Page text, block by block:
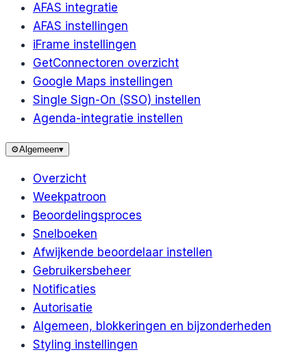
AFAS integratie
AFAS instellingen
iFrame instellingen
GetConnectoren overzicht
Google Maps instellingen
Single Sign-On (SSO) instellen
Agenda-integratie instellen
⚙️Algemeen▾
Overzicht
Weekpatroon
Beoordelingsproces
Snelboeken
Afwijkende beoordelaar instellen
Gebruikersbeheer
Notificaties
Autorisatie
Algemeen, blokkeringen en bijzonderheden
Styling instellingen